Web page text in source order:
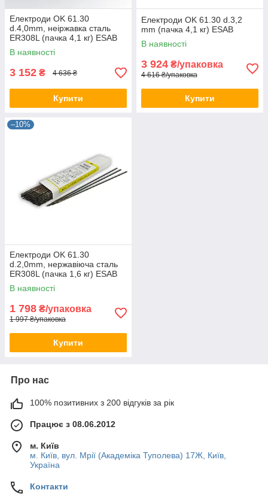
Електроди OK 61.30
d.4,0mm, неіржавка сталь
ER308L (пачка 4,1 кг) ESAB
В наявності
3 152 ₴ 4 636 ₴
Купити
Електроди OK 61.30 d.3,2
mm (пачка 4,1 кг) ESAB
В наявності
3 924 ₴/упаковка
4 616 ₴/упаковка
Купити
–10%
Електроди OK 61.30
d.2,0mm, нержавіюча сталь
ER308L (пачка 1,6 кг) ESAB
(6130202030)
В наявності
1 798 ₴/упаковка
1 997 ₴/упаковка
Купити
Про нас
100% позитивних з 200 відгуків за рік
Працює з 08.06.2012
м. Київ
м. Київ, вул. Мрії (Академіка Туполева) 17Ж, Київ,
Україна
Контакти